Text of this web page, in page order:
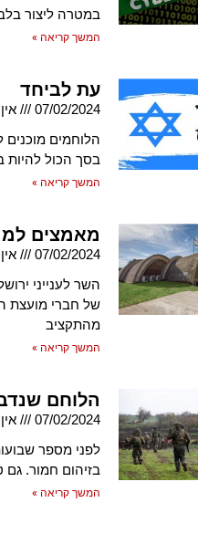
במטרה ליצור
המשך קריאה »
עת לביחד
07/02/2024
הלוחמים מוכנים
בסך הכול להיות
המשך קריאה »
מאמצים
07/02/2024
השר לענייני
של חברי מועצת
מהתקציב
המשך קריאה »
הלוחם
07/02/2024
לפני מספר
בזיהום חמור. גם
המשך קריאה »